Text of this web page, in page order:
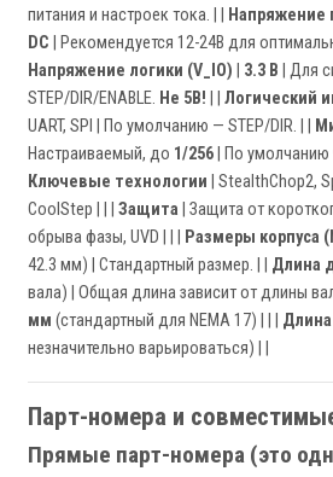
питания и настроек тока. | |
Напряжение
DC | Рекомендуется 12-24В для
Напряжение логики (V_IO)
3.3 В | Для
STEP/DIR/ENABLE. Не 5В! Логический
UART, SPI | По умолчанию — STEP/DIR. | |
Настраиваемый, до 1/256 | По умолчанию
Ключевые технологии | StealthChop2,
CoolStep | | | Защита | Защита от
обрыва фазы, UVD | | |
Размеры корпуса
42.3 мм) | Стандартный размер. | | Длина
вала) | Общая длина зависит от длины
мм (стандартный для NEMA 17) | | |
незначительно варьироваться) | |
Парт-номера и
Прямые парт-номера (это